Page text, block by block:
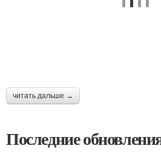
читать дальше →
Последние